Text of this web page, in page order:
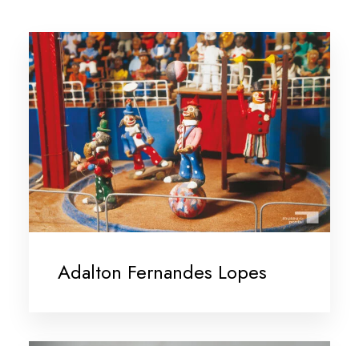
Adalton Fernandes Lopes